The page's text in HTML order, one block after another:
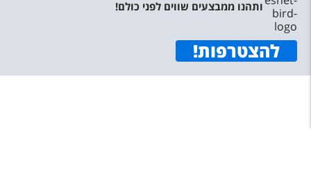
ותהנו ממבצעים שווים לפני כולם!
להצטרפות!